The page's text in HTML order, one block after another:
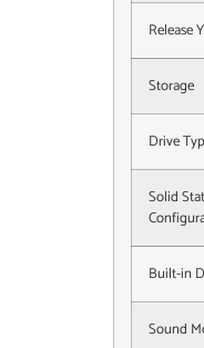
Release
Storage
Drive
Solid
Built-in
Sound